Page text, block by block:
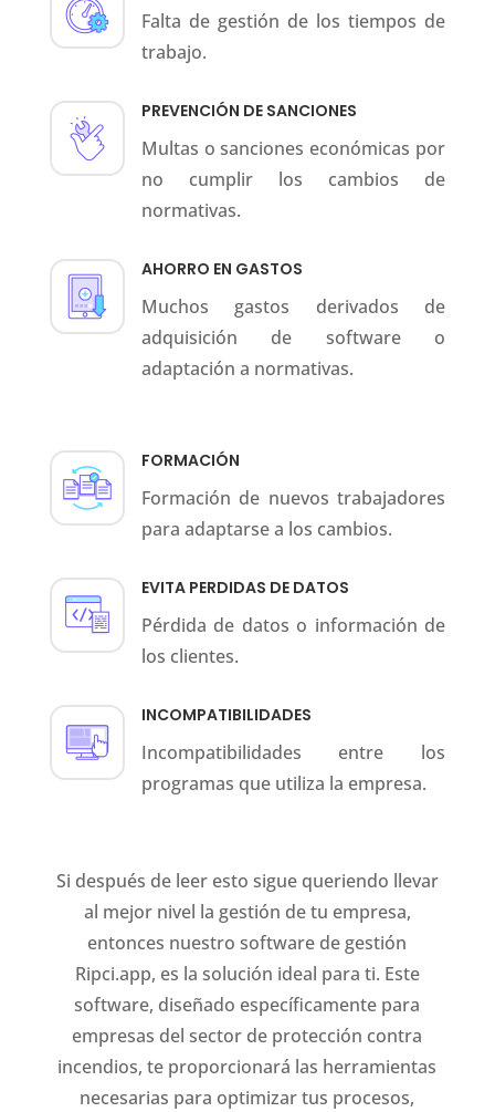
Falta de gestión de los tiempos de
trabajo.
PREVENCIÓN DE SANCIONES
Multas o sanciones económicas por
no cumplir los cambios de
normativas.
AHORRO EN GASTOS
Muchos gastos derivados de
adquisición de software o
adaptación a normativas.
FORMACIÓN
Formación de nuevos trabajadores
para adaptarse a los cambios.
EVITA PERDIDAS DE DATOS
Pérdida de datos o información de
los clientes.
INCOMPATIBILIDADES
Incompatibilidades entre los
programas que utiliza la empresa.
Si después de leer esto sigue queriendo llevar
al mejor nivel la gestión de tu empresa,
entonces nuestro software de gestión
Ripci.app, es la solución ideal para ti. Este
software, diseñado específicamente para
empresas del sector de protección contra
incendios, te proporcionará las herramientas
necesarias para optimizar tus procesos,